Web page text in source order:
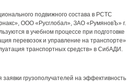
подвижного состава в РСТС
ООО «Русглобал», ЗАО «РумяновЪ» г.
в учебном процессе при подготовке
перевозок и управление на транспорте»
транспортных средств» в СибАДИ.
грузополучателей на эффективность